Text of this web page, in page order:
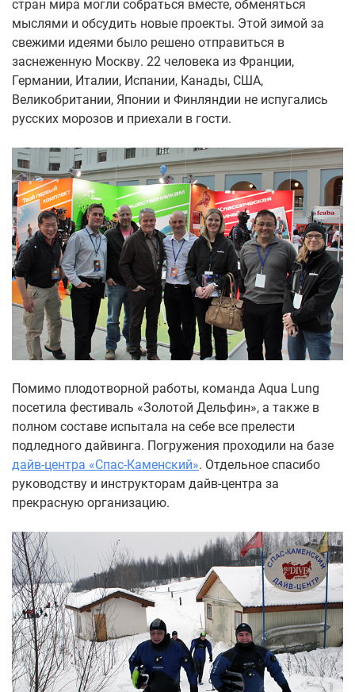
стран мира могли собраться вместе, обменяться
мыслями и обсудить новые проекты. Этой зимой за
свежими идеями было решено отправиться в
заснеженную Москву. 22 человека из Франции,
Германии, Италии, Испании, Канады, США,
Великобритании, Японии и Финляндии не испугались
русских морозов и приехали в гости.
Помимо плодотворной работы, команда Aqua Lung
посетила фестиваль «Золотой Дельфин», а также в
полном составе испытала на себе все прелести
подледного дайвинга. Погружения проходили на базе
дайв-центра «Спас-Каменский». Отдельное спасибо
руководству и инструкторам дайв-центра за
прекрасную организацию.